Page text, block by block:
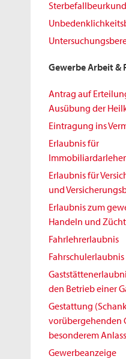
Gewerbe Arbeit &
Antrag auf
Ausübung der
Eintragung ins
Erlaubnis für
Erlaubnis für
und
Erlaubnis zum
Handeln und
Fahrlehrerlaubnis
Fahrschulerlaubnis
den Betrieb einer
Gestattung
vorübergehenden
besonderem Anlass
Gewerbeanzeige